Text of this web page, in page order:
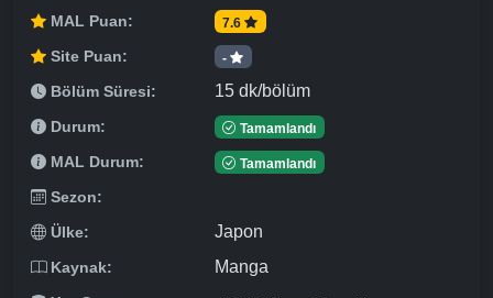
MAL Puan: 7.6
Site Puan: -
Bölüm Süresi: 15 dk/bölüm
Durum: Tamamlandı
MAL Durum: Tamamlandı
Sezon:
Ülke:
Japon
Kaynak: Manga